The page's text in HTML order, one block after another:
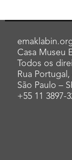
Casa Museu
Todos os
Rua
São Paulo –
+55 11 3897-